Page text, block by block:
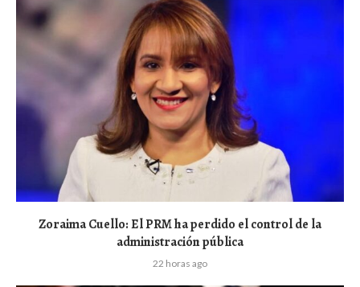
Zoraima Cuello: El PRM ha perdido el control de la
administración pública
22 horas ago